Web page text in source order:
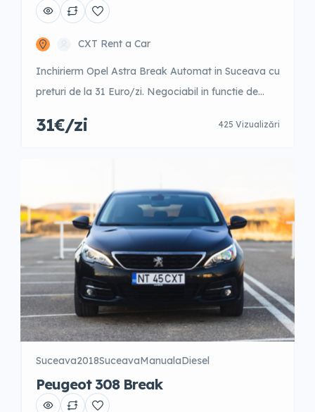
CXT Rent a Car
Inchirierm Opel Astra Break Automat in Suceava cu
preturi de la 31 Euro/zi. Negociabil in functie de
Euro/zi 10-15 zile – 37 Euro/zi 16-21 zile – 33 Euro/zi
31€/zi 425 Vizualizări
Suceava2018SuceavaManualaDiesel
Peugeot 308 Break